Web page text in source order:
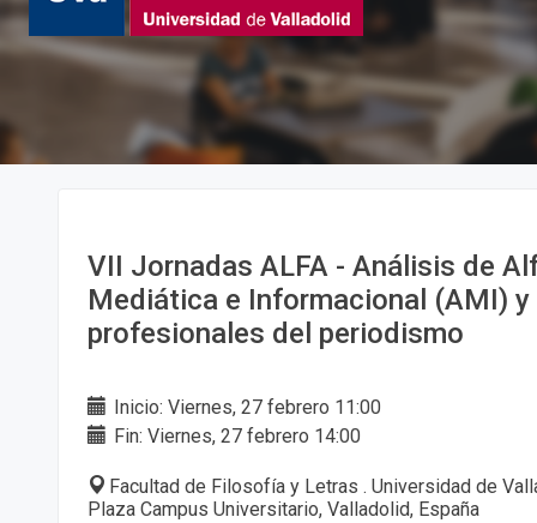
VII Jornadas ALFA - Análisis de
Mediática e Informacional (AMI)
profesionales del periodismo
Inicio: Viernes, 27 febrero 11:00
Fin: Viernes, 27 febrero 14:00
Facultad de Filosofía y Letras . Universidad de
Plaza Campus Universitario, Valladolid, España